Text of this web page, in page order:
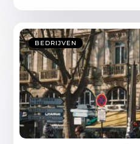
BEDRIJVEN